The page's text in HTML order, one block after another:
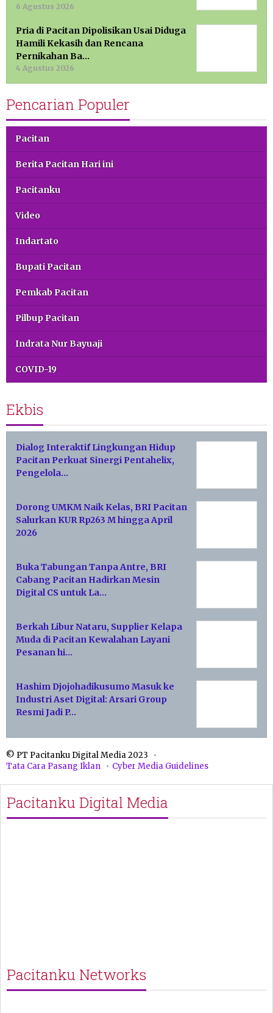
6 Agustus 2026
Pria di Pacitan Dipolisikan Usai Diduga
Hamili Kekasih dan Rencana
Pernikahan Ba…
4 Agustus 2026
Pencarian Populer
Pacitan
Berita Pacitan Hari ini
Pacitanku
Video
Indartato
Bupati Pacitan
Pemkab Pacitan
Pilbup Pacitan
Indrata Nur Bayuaji
COVID-19
Ekbis
Dialog Interaktif Lingkungan Hidup
Pacitan Perkuat Sinergi Pentahelix,
Pengelola…
Dorong UMKM Naik Kelas, BRI Pacitan
Salurkan KUR Rp263 M hingga April
2026
Buka Tabungan Tanpa Antre, BRI
Cabang Pacitan Hadirkan Mesin
Digital CS untuk La…
Berkah Libur Nataru, Supplier Kelapa
Muda di Pacitan Kewalahan Layani
Pesanan hi…
Hashim Djojohadikusumo Masuk ke
Industri Aset Digital: Arsari Group
Resmi Jadi P…
© PT Pacitanku Digital Media 2023
Tata Cara Pasang Iklan
Cyber Media Guidelines
Pacitanku Digital Media
Pacitanku Networks